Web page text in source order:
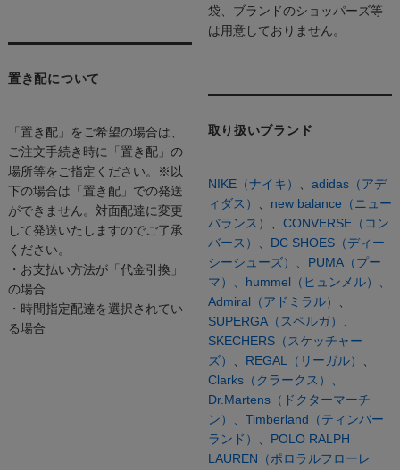
置き配について
「置き配」をご希望の場合は、
ご注文手続き時に「置き配」の
場所等をご指定ください。※以
下の場合は「置き配」での発送
ができません。対面配達に変更
して発送いたしますのでご了承
ください。
・お支払い方法が「代金引換」
の場合
・時間指定配達を選択されてい
る場合
袋、ブランドのショッパーズ等
は用意しておりません。
取り扱いブランド
NIKE（ナイキ） 、 adidas（アデ
ィダス）
、 new balance（ニュー
バランス）
、 CONVERSE（コン
バース）、 DC SHOES（ディー
シーシューズ）、 PUMA（プー
マ）、 hummel（ヒュンメル）、
Admiral（アドミラル）
、
SUPERGA（スペルガ）
、
SKECHERS（スケッチャー
ズ）
、 REGAL（リーガル）
、
Clarks（クラークス）、
Dr.Martens（ドクターマーチ
ン）、 Timberland（ティンバー
ランド）、 POLO RALPH
LAUREN（ポロラルフローレ